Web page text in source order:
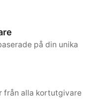
på din unika
från alla kortutgivare